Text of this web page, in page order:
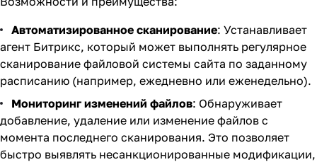
Автоматизированное сканирование: Устанавливает
агент Битрикс, который может выполнять регулярное
сканирование файловой системы сайта по заданному
расписанию (например, ежедневно или еженедельно).
Мониторинг изменений файлов: Обнаруживает
добавление, удаление или изменение файлов с
момента последнего сканирования. Это позволяет
быстро выявлять несанкционированные модификации,